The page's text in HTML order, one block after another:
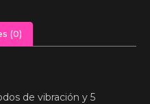
(0)
de vibración y 5